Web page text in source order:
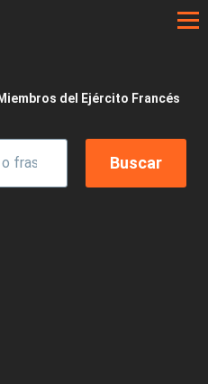
de ayuda a la
Miembros del Ejército Francés